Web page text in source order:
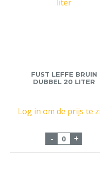
FUST LEFFE BRUIN
DUBBEL 20 LITER
Log in om de prijs te
- Fust Leffe
+